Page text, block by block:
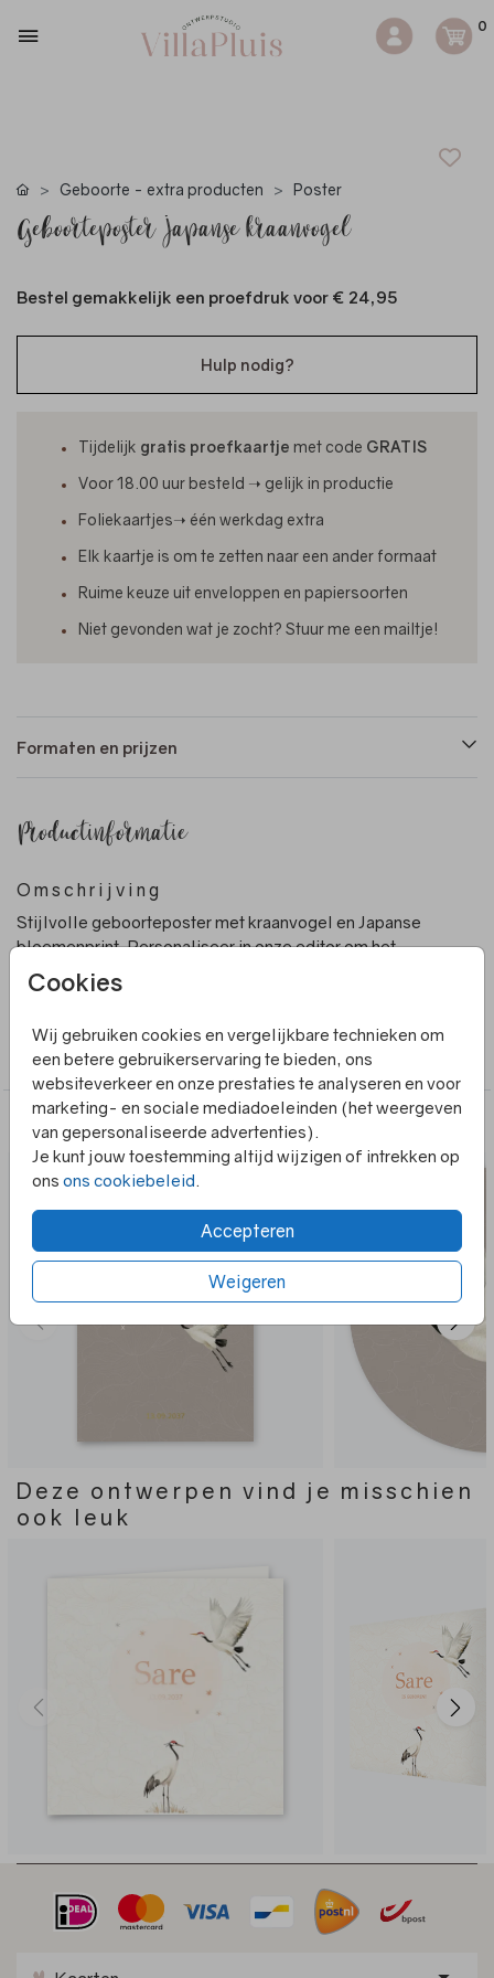
0
Cookies
Wij gebruiken cookies en vergelijkbare technieken om
een betere gebruikerservaring te bieden, ons
websiteverkeer en onze prestaties te analyseren en voor
marketing- en sociale mediadoeleinden (het weergeven
van gepersonaliseerde advertenties).
Je kunt jouw toestemming altijd wijzigen of intrekken op
ons ons cookiebeleid.
Accepteren
Weigeren
Geboorte - extra producten Poster
Geboorteposter Japanse kraanvogel
Bestel gemakkelijk een proefdruk voor € 24,95
Hulp nodig?
Tijdelijk gratis proefkaartje met code GRATIS
Voor 18.00 uur besteld ➝ gelijk in productie
Foliekaartjes➝ één werkdag extra
Elk kaartje is om te zetten naar een ander formaat
Ruime keuze uit enveloppen en papiersoorten
Niet gevonden wat je zocht? Stuur me een mailtje!
Formaten en prijzen
Productinformatie
Omschrijving
Stijlvolle geboorteposter met kraanvogel en Japanse
bloemenprint. Personaliseer in onze editor om het
perfect te maken voor je kindje.
Collectie
Poster
Alles in dezelfde stijl
Deze ontwerpen vind je misschien
ook leuk